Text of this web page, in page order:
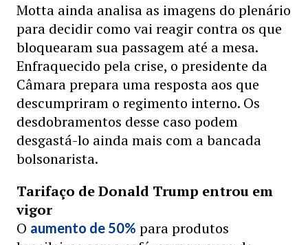
Motta ainda analisa as imagens do plenário
para decidir como vai reagir contra os que
bloquearam sua passagem até a mesa.
Enfraquecido pela crise, o presidente da
Câmara prepara uma resposta aos que
descumpriram o regimento interno. Os
desdobramentos desse caso podem
desgastá-lo ainda mais com a bancada
bolsonarista.
Tarifaço de Donald Trump entrou em
vigor
O aumento de 50% para produtos